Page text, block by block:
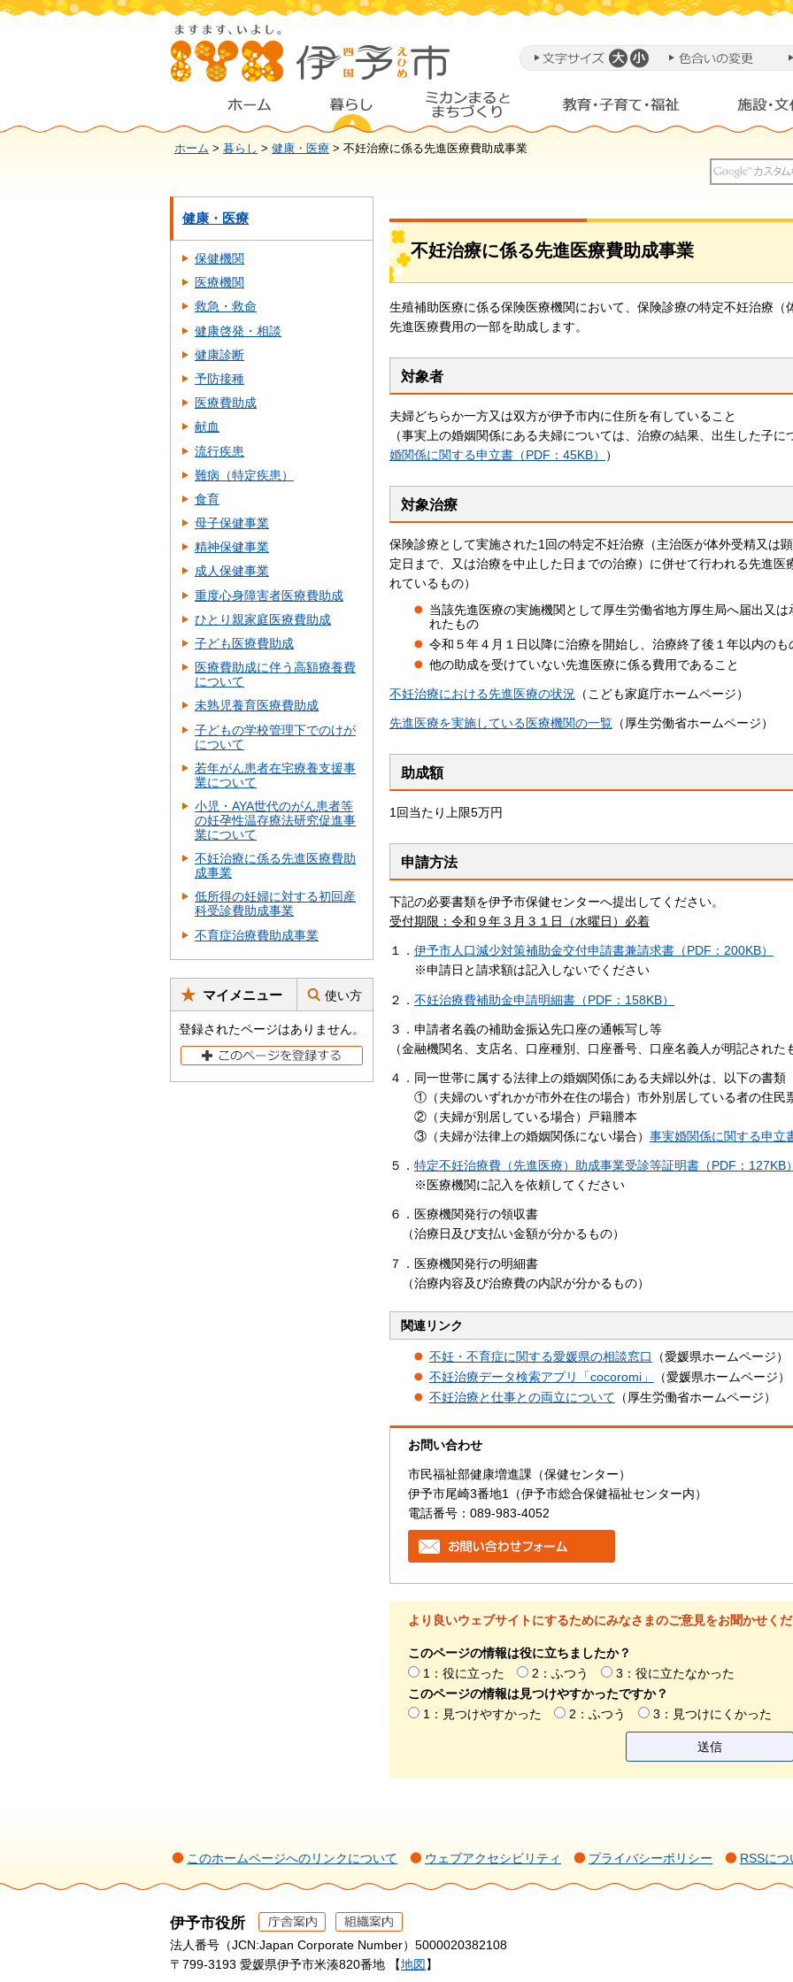
ホーム > 暮らし > 健康・医療 > 不妊治療に係る先進医療費助成事業
健康・医療
保健機関
医療機関
救急・救命
健康啓発・相談
健康診断
予防接種
医療費助成
献血
流行疾患
難病（特定疾患）
食育
母子保健事業
精神保健事業
成人保健事業
重度心身障害者医療費助成
ひとり親家庭医療費助成
子ども医療費助成
医療費助成に伴う高額療養費
について
未熟児養育医療費助成
子どもの学校管理下でのけが
について
若年がん患者在宅療養支援事
業について
小児・AYA世代のがん患者等
の妊孕性温存療法研究促進事
業について
不妊治療に係る先進医療費助
成事業
低所得の妊婦に対する初回産
科受診費助成事業
不育症治療費助成事業
マイメニュー 使い方
登録されたページはありません。
不妊治療に係る先進医療費助成事業
生殖補助医療に係る保険医療機関において、保険診療の特定不妊治療
先進医療費用の一部を助成します。
対象者
夫婦どちらか一方又は双方が伊予市内に住所を有していること
（事実上の婚姻関係にある夫婦については、治療の結果、出生した子に
婚関係に関する申立書（PDF：45KB）
）
対象治療
保険診療として実施された1回の特定不妊治療（主治医が体外受精又は
定日まで、又は治療を中止した日までの治療）に併せて行われる先進医
れているもの）
当該先進医療の実施機関として厚生労働省地方厚生局へ届出又
れたもの
令和５年４月１日以降に治療を開始し、治療終了後１年以内のも
他の助成を受けていない先進医療に係る費用であること
不妊治療における先進医療の状況 （こども家庭庁ホームページ）
先進医療を実施している医療機関の一覧 （厚生労働省ホームページ）
助成額
1回当たり上限5万円
申請方法
下記の必要書類を伊予市保健センターへ提出してください。
受付期限：令和９年３月３１日（水曜日）必着
１． 伊予市人口減少対策補助金交付申請書兼請求書（PDF：200KB）
※申請日と請求額は記入しないでください
２． 不妊治療費補助金申請明細書（PDF：158KB）
３．申請者名義の補助金振込先口座の通帳写し等
（金融機関名、支店名、口座種別、口座番号、口座名義人が明記された
４．同一世帯に属する法律上の婚姻関係にある夫婦以外は、以下の書類
①（夫婦のいずれかが市外在住の場合）市外別居している者の住民
②（夫婦が別居している場合）戸籍謄本
③（夫婦が法律上の婚姻関係にない場合） 事実婚関係に関する申立
５． 特定不妊治療費（先進医療）助成事業受診等証明書（PDF：127KB）
※医療機関に記入を依頼してください
６．医療機関発行の領収書
（治療日及び支払い金額が分かるもの）
７．医療機関発行の明細書
（治療内容及び治療費の内訳が分かるもの）
関連リンク
不妊・不育症に関する愛媛県の相談窓口
（愛媛県ホームページ）
不妊治療データ検索アプリ「cocoromi」
（愛媛県ホームページ）
不妊治療と仕事との両立について （厚生労働省ホームページ）
お問い合わせ
市民福祉部健康増進課（保健センター）
伊予市尾崎3番地1（伊予市総合保健福祉センター内）
電話番号：089-983-4052
より良いウェブサイトにするためにみなさまのご意見をお聞かせく
このページの情報は役に立ちましたか？
1：役に立った
2：ふつう
3：役に立たなかった
このページの情報は見つけやすかったですか？
1：見つけやすかった
2：ふつう 3：見つけにくかった
このホームページへのリンクについて ウェブアクセシビリティ プライバシーポリシー RSSにつ
伊予市役所
法人番号（JCN:Japan Corporate Number）5000020382108
〒799-3193 愛媛県伊予市米湊820番地 【地図 】